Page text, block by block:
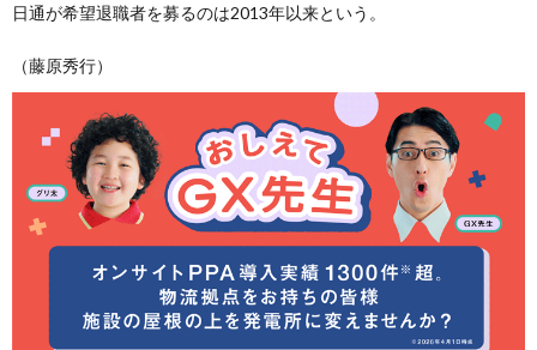
日通が希望退職者を募るのは2013年以来という。
（藤原秀行）